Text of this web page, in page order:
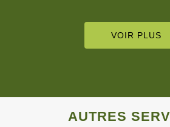
VOIR PLUS
AUTRES